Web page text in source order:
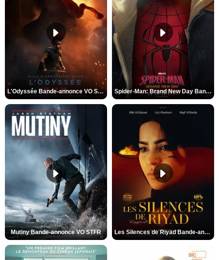
L'Odyssée Bande-annonce VO STFR Spider-Man: Brand New Day Bande-annonce VO STFR
Mutiny Bande-annonce VO STFR Les Silences de Riyad Bande-annonce VO STFR